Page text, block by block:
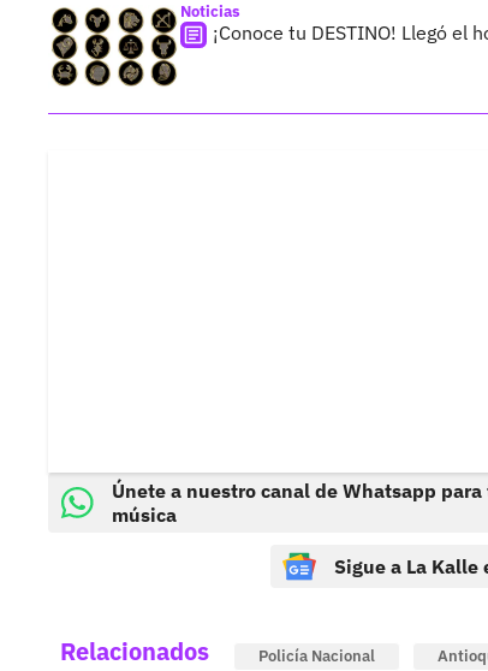
Noticias
¡Conoce tu DESTINO! Llegó el
Únete a nuestro canal de Whatsapp
música
Sigue a La Kalle
Relacionados Policía Nacional